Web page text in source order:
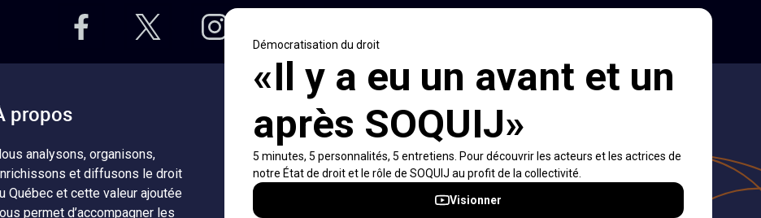
propos
analysons, organisons,
et diffusons le droit
Québec et cette valeur ajoutée
permet d’accompagner les
Accès rapides
À propos
Auteurs
Notifications et
fils RSS